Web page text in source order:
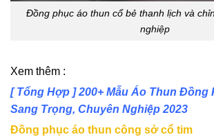
Đồng phục áo thun cổ bẻ thanh lịch và
nghiệp
Xem thêm :
[ Tổng Hợp ] 200+ Mẫu Áo Thun Đồng
Sang Trọng, Chuyên Nghiệp 2023
Đồng phục áo thun công sở cổ tim